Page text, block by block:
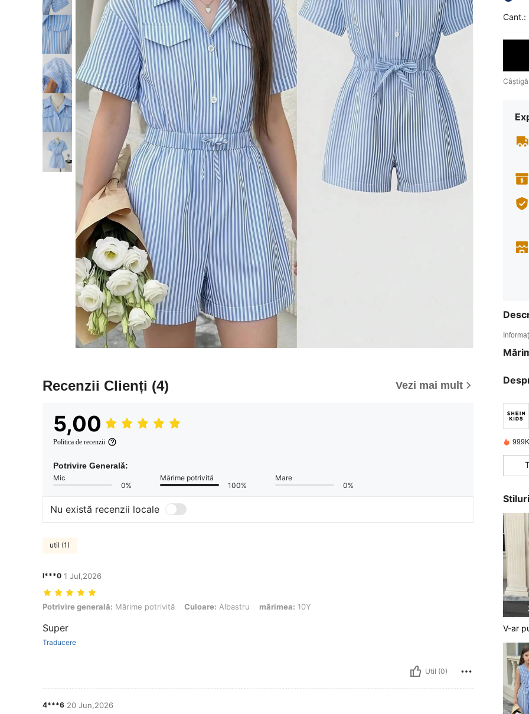
Recenzii Clienți (4) Vezi mai mult
5,00
Politica de recenzii
Potrivire Generală:
Mic
0%
Mărime potrivită
100%
Mare
0%
Nu există recenzii locale
util (1)
l***0 1 Jul,2026
Potrivire generală: Mărime potrivită, Culoare: Albastru, mărimea: 10Y
Potrivire generală: Mărime potrivită Culoare: Albastru mărimea: 10Y
Super
Traducere
Util (0)
4***6 20 Jun,2026
Cant.:
V-ar